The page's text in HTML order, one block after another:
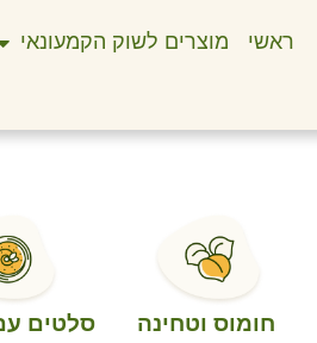
ראשי מוצרים לשוק הקמעונאי
חומוס וטחינה סלטים